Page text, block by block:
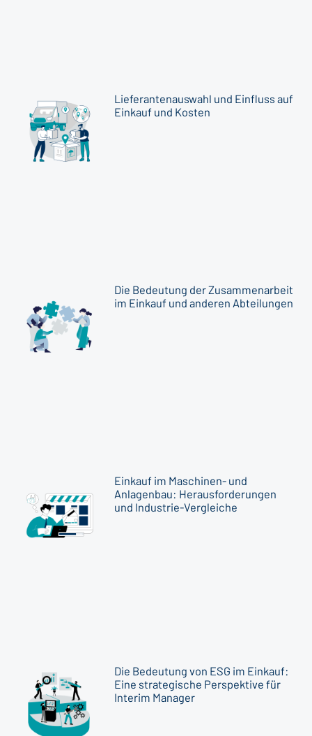
Lieferantenauswahl und Einfluss auf
Einkauf und Kosten
Die Bedeutung der Zusammenarbeit
im Einkauf und anderen Abteilungen
Einkauf im Maschinen- und
Anlagenbau: Herausforderungen
und Industrie-Vergleiche
Die Bedeutung von ESG im Einkauf:
Eine strategische Perspektive für
Interim Manager